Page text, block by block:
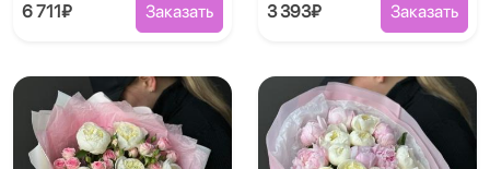
6 711₽ Заказать 3 393₽ Заказать